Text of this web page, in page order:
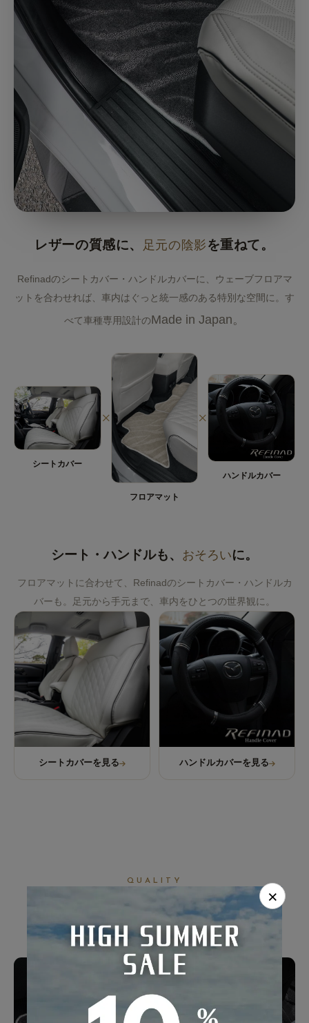
レザーの質感に、 足元の陰影を重ねて。
Refinadのシートカバー・ハンドルカバーに、ウェーブフロアマ
ットを合わせれば、車内はぐっと統一感のある特別な空間に。す
べて車種専用設計のMade in Japan。
シートカバー
×
フロアマット
×
ハンドルカバー
シート・ハンドルも、 おそろいに。
フロアマットに合わせて、Refinadのシートカバー・ハンドルカ
バーも。足元から手元まで、車内をひとつの世界観に。
シートカバーを見る ハンドルカバーを見る
QUALITY
ずっと使える、確かな品質。
×